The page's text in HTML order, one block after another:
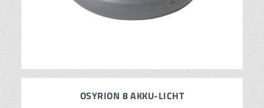
OSYRION 8 AKKU-LICHT